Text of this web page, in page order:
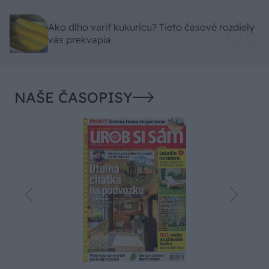
Ako dlho variť kukuricu? Tieto časové rozdiely
vás prekvapia
NAŠE ČASOPISY